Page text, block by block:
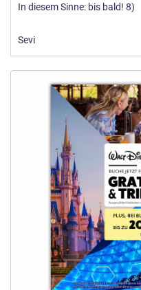
In diesem Sinne: bis bald! 8)
Sevi